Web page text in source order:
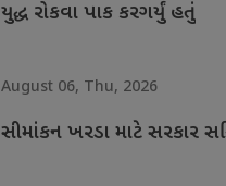
યુદ્ધ રોકવા પાક કરગર્યું હતું
August 06, Thu, 2026
સીમાંકન ખરડા માટે સરકાર